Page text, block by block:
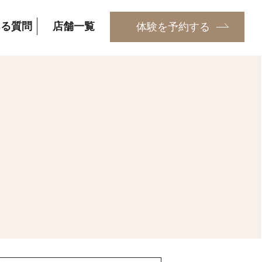
体験を予約する
質問 店舗一覧